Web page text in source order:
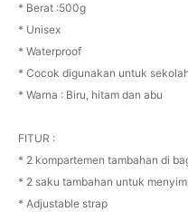
* Berat :500g
* Unisex
* Waterproof
* Cocok digunakan untuk
* Warna : Biru, hitam dan abu
FITUR :
* 2 kompartemen tambahan di
* 2 saku tambahan untuk
* Adjustable strap